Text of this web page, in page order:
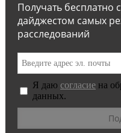
Получать бесплатно
дайджестом самых
расследований
Я даю согласие на
данных.